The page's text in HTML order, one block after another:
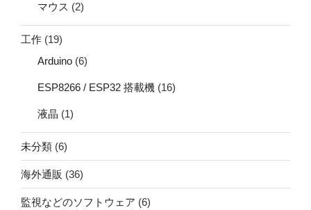
マウス (2)
工作 (19)
Arduino (6)
ESP8266 / ESP32 搭載機 (16)
液晶 (1)
未分類 (6)
海外通販 (36)
監視などのソフトウェア (6)